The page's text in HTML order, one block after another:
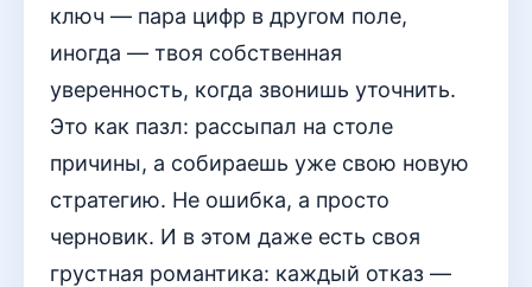
ключ — пара цифр в другом поле,
иногда — твоя собственная
уверенность, когда звонишь уточнить.
Это как пазл: рассыпал на столе
причины, а собираешь уже свою новую
стратегию. Не ошибка, а просто
черновик. И в этом даже есть своя
грустная романтика: каждый отказ —